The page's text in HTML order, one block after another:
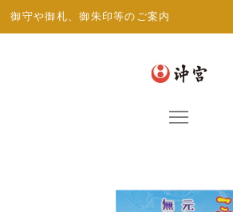
御守や御札、御朱印等のご案内